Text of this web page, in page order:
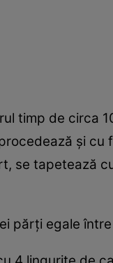
timp de circa
și
se tapetează
părți egale